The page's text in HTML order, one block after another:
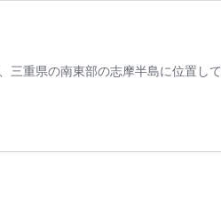
三重県の南東部の志摩半島に位置